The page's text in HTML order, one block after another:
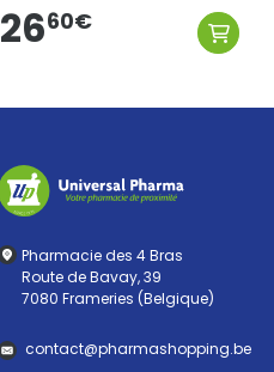
2660€
Pharmacie des 4 Bras
Route de Bavay, 39
7080 Frameries (Belgique)
contact@pharmashopping.be